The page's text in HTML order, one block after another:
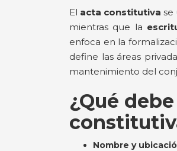
El acta constitutiva se
mientras que la
enfoca en la
define las áreas
mantenimiento del
¿Qué
Nombre y